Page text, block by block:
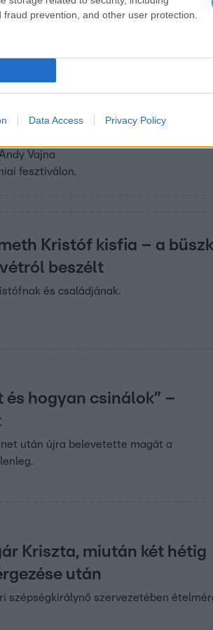
prevention, and other user protection.
Data Access Privacy Policy
Vajna
fesztiválon.
Kristóf kisfia – a
beszélt
és családjának.
és hogyan csinálok” –
után újra belevetette magát a
Kriszta, miután két hétig
után
szépségkirálynő szervezetében